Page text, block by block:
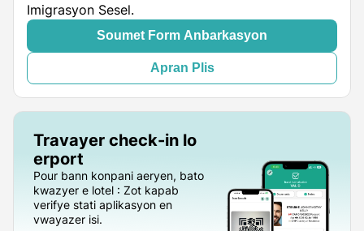
Imigrasyon Sesel.
Soumet Form Anbarkasyon
Apran Plis
Travayer check-in lo
erport
Pour bann konpani aeryen, bato
kwazyer e lotel : Zot kapab
verifye stati aplikasyon en
vwayazer isi.